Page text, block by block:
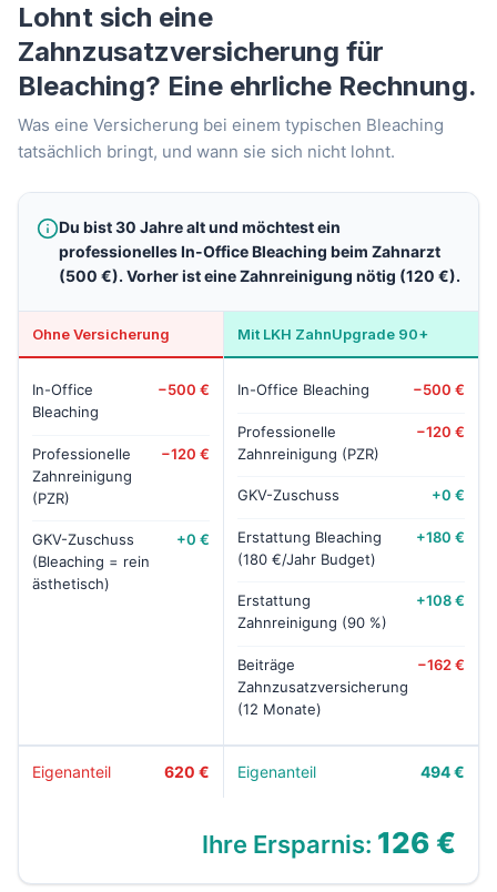
Lohnt sich eine
Zahnzusatzversicherung für
Bleaching? Eine ehrliche Rechnung.
Was eine Versicherung bei einem typischen Bleaching
tatsächlich bringt, und wann sie sich nicht lohnt.
Du bist 30 Jahre alt und möchtest ein
professionelles In-Office Bleaching beim Zahnarzt
(500 €). Vorher ist eine Zahnreinigung nötig (120 €).
Ohne Versicherung
In-Office
Bleaching
−500 €
Professionelle
Zahnreinigung
(PZR)
−120 €
GKV-Zuschuss
(Bleaching = rein
ästhetisch)
+0 €
Eigenanteil 620 €
Mit LKH ZahnUpgrade 90+
In-Office Bleaching −500 €
Professionelle
Zahnreinigung (PZR)
−120 €
GKV-Zuschuss +0 €
Erstattung Bleaching
(180 €/Jahr Budget)
+180 €
Erstattung
Zahnreinigung (90 %)
+108 €
Beiträge
Zahnzusatzversicherung
(12 Monate)
−162 €
Eigenanteil 494 €
Ihre Ersparnis: 126 €